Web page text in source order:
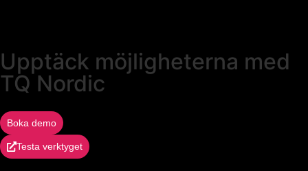
Upptäck möjligheterna med
TQ Nordic
Boka demo
Testa verktyget